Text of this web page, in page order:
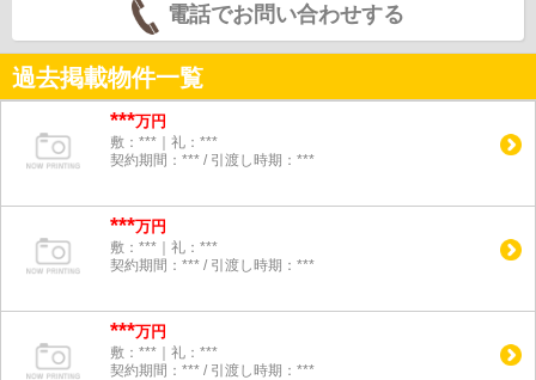
電話でお問い合わせする
過去掲載物件一覧
***万円
敷：***｜礼：***
契約期間：*** / 引渡し時期：***
***万円
敷：***｜礼：***
契約期間：*** / 引渡し時期：***
***万円
敷：***｜礼：***
契約期間：*** / 引渡し時期：***